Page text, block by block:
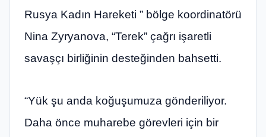
Rusya Kadın Hareketi ” bölge koordinatörü
Nina Zyryanova, “Terek” çağrı işaretli
savaşçı birliğinin desteğinden bahsetti.
“Yük şu anda koğuşumuza gönderiliyor.
Daha önce muharebe görevleri için bir